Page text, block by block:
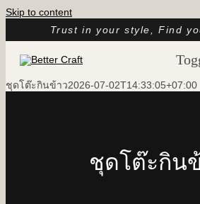
Skip to content
Trust in your style, Find
ห
ชุดโต๊ะกินข้าว2026-07-02T14:33:05+07:00
ชุดโต๊ะกิน